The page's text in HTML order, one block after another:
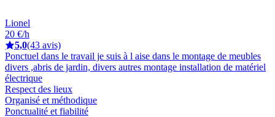
Lionel
20 €/h
5,0(43 avis)
Ponctuel dans le travail je suis à l aise dans le montage de meubles
divers ,abris de jardin, divers autres montage installation de matériel
électrique
Respect des lieux
Organisé et méthodique
Ponctualité et fiabilité